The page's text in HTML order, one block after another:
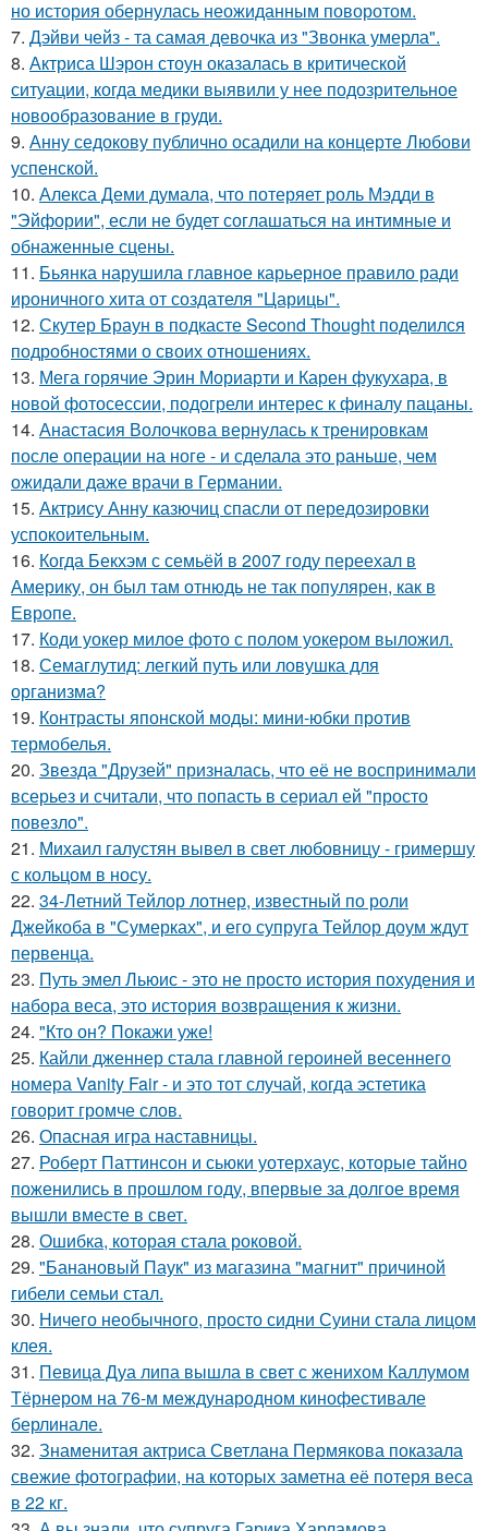
но история обернулась неожиданным поворотом.
7. Дэйви чейз - та самая девочка из "Звонка умерла".
8. Актриса Шэрон стоун оказалась в критической
ситуации, когда медики выявили у нее подозрительное
новообразование в груди.
9. Анну седокову публично осадили на концерте Любови
успенской.
10. Алекса Деми думала, что потеряет роль Мэдди в
"Эйфории", если не будет соглашаться на интимные и
обнаженные сцены.
11. Бьянка нарушила главное карьерное правило ради
ироничного хита от создателя "Царицы".
12. Скутер Браун в подкасте Second Thought поделился
подробностями о своих отношениях.
13. Мега горячие Эрин Мориарти и Карен фукухара, в
новой фотосессии, подогрели интерес к финалу пацаны.
14. Анастасия Волочкова вернулась к тренировкам
после операции на ноге - и сделала это раньше, чем
ожидали даже врачи в Германии.
15. Актрису Анну казючиц спасли от передозировки
успокоительным.
16. Когда Бекхэм с семьёй в 2007 году переехал в
Америку, он был там отнюдь не так популярен, как в
Европе.
17. Коди уокер милое фото с полом уокером выложил.
18. Семаглутид: легкий путь или ловушка для
организма?
19. Контрасты японской моды: мини-юбки против
термобелья.
20. Звезда "Друзей" призналась, что её не воспринимали
всерьез и считали, что попасть в сериал ей "просто
повезло".
21. Михаил галустян вывел в свет любовницу - гримершу
с кольцом в носу.
22. 34-Летний Тейлор лотнер, известный по роли
Джейкоба в "Сумерках", и его супруга Тейлор доум ждут
первенца.
23. Путь эмел Льюис - это не просто история похудения и
набора веса, это история возвращения к жизни.
24. "Кто он? Покажи уже!
25. Кайли дженнер стала главной героиней весеннего
номера Vanity Fair - и это тот случай, когда эстетика
говорит громче слов.
26. Опасная игра наставницы.
27. Роберт Паттинсон и сьюки уотерхаус, которые тайно
поженились в прошлом году, впервые за долгое время
вышли вместе в свет.
28. Ошибка, которая стала роковой.
29. "Банановый Паук" из магазина "магнит" причиной
гибели семьи стал.
30. Ничего необычного, просто сидни Суини стала лицом
клея.
31. Певица Дуа липа вышла в свет с женихом Каллумом
Тёрнером на 76-м международном кинофестивале
берлинале.
32. Знаменитая актриса Светлана Пермякова показала
свежие фотографии, на которых заметна её потеря веса
в 22 кг.